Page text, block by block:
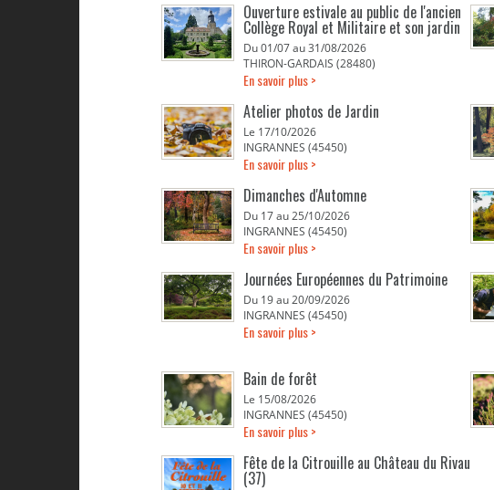
Ouverture estivale au public de l'ancien
Collège Royal et Militaire et son jardin
Du 01/07 au 31/08/2026
THIRON-GARDAIS (28480)
En savoir plus >
Atelier photos de Jardin
Le 17/10/2026
INGRANNES (45450)
En savoir plus >
Dimanches d'Automne
Du 17 au 25/10/2026
INGRANNES (45450)
En savoir plus >
Journées Européennes du Patrimoine
Du 19 au 20/09/2026
INGRANNES (45450)
En savoir plus >
Bain de forêt
Le 15/08/2026
INGRANNES (45450)
En savoir plus >
Fête de la Citrouille au Château du Rivau
(37)